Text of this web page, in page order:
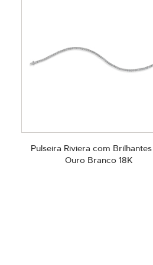
Pulseira Riviera com
Ouro Branco 18K